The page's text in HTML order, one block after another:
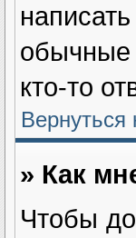
обычные
кто-то
Вернуться
» Как
Чтобы